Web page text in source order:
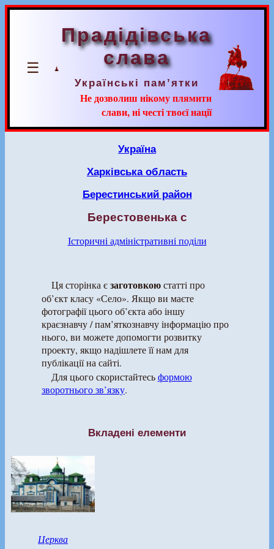
☰
Прадідівська
слава
Українські пам’ятки
Не дозволиш нікому плямити
слави, ні честі твоєї нації
Україна
Харківська область
Берестинський район
Берестовенька с
Історичні адміністративні поділи
Ця сторінка єзаготовкоюстатті про
об’єкт класу «Село». Якщо ви маєте
фотографії цього об’єкта або іншу
краєзнавчу / пам’яткознавчу інформацію про
нього, ви можете допомогти розвитку
проекту, якщо надішлете її нам для
публікації на сайті.
Для цього скористайтесьформою
зворотнього зв’язку.
Вкладені елементи
Церква